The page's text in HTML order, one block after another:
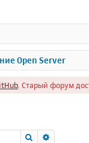
Open Server
. Старый форум
Поиск